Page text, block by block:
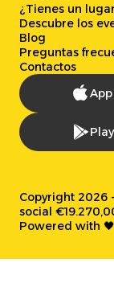
¿Tienes un
Descubre los
Blog
Preguntas
Contactos
Copyright 2026
social
Powered with